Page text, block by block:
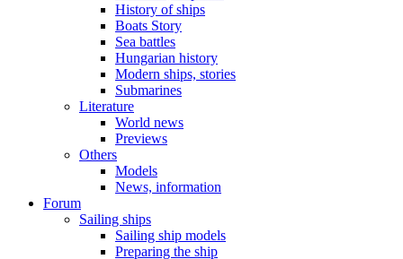
History of ships
Boats Story
Sea battles
Hungarian history
Modern ships, stories
Submarines
Literature
World news
Previews
Others
Models
News, information
Forum
Sailing ships
Sailing ship models
Preparing the ship